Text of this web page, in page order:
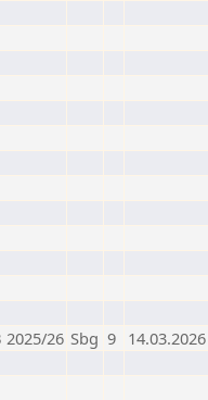
2025/26 Sbg 9 14.03.2026